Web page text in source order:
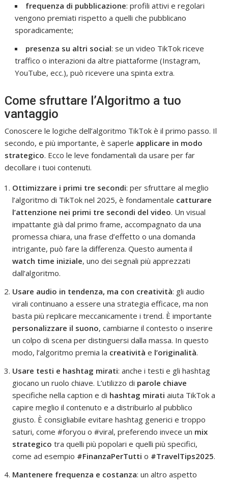
frequenza di pubblicazione: profili attivi e regolari
vengono premiati rispetto a quelli che pubblicano
sporadicamente;
presenza su altri social: se un video TikTok riceve
traffico o interazioni da altre piattaforme (Instagram,
YouTube, ecc.), può ricevere una spinta extra.
Come sfruttare l’Algoritmo a tuo
vantaggio
Conoscere le logiche dell’algoritmo TikTok è il primo passo. Il
secondo, e più importante, è saperle applicare in modo
strategico. Ecco le leve fondamentali da usare per far
decollare i tuoi contenuti.
Ottimizzare i primi tre secondi: per sfruttare al meglio
l’algoritmo di TikTok nel 2025, è fondamentale catturare
l’attenzione nei primi tre secondi del video. Un visual
impattante già dal primo frame, accompagnato da una
promessa chiara, una frase d’effetto o una domanda
intrigante, può fare la differenza. Questo aumenta il
watch time iniziale, uno dei segnali più apprezzati
dall’algoritmo.
Usare audio in tendenza, ma con creatività: gli audio
virali continuano a essere una strategia efficace, ma non
basta più replicare meccanicamente i trend. È importante
personalizzare il suono, cambiarne il contesto o inserire
un colpo di scena per distinguersi dalla massa. In questo
modo, l’algoritmo premia la creatività e l’originalità.
Usare testi e hashtag mirati: anche i testi e gli hashtag
giocano un ruolo chiave. L’utilizzo di parole chiave
specifiche nella caption e di hashtag mirati aiuta TikTok a
capire meglio il contenuto e a distribuirlo al pubblico
giusto. È consigliabile evitare hashtag generici e troppo
saturi, come #foryou o #viral, preferendo invece un mix
strategico tra quelli più popolari e quelli più specifici,
come ad esempio #FinanzaPerTutti o #TravelTips2025.
Mantenere frequenza e costanza: un altro aspetto